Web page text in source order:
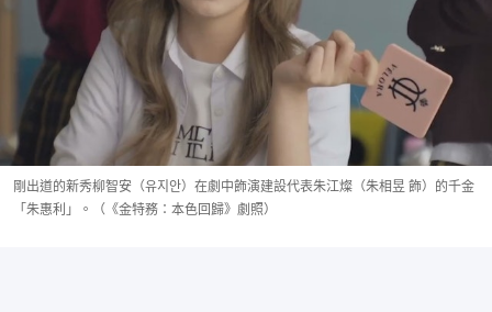
剛出道的新秀柳智安（유지안）在劇中飾演建設代表朱江燦（朱相昱 飾）的千金
「朱惠利」。（《金特務：本色回歸》劇照）